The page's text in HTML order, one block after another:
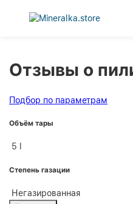
Отзывы о
Подбор по параметрам
Объём тары
5 l
Степень газации
Негазированная